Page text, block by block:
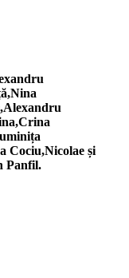
Cociu,Nicolae și
Panfil.